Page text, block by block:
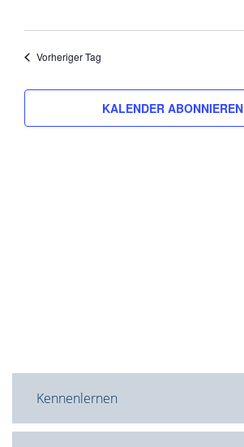
Vorheriger Tag
KALENDER ABONNIEREN
Kennenlernen